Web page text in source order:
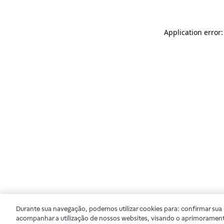
Application
Durante sua navegação, podemos utilizar cookies para: confirmar
acompanhar a utilização de nossos websites, visando o